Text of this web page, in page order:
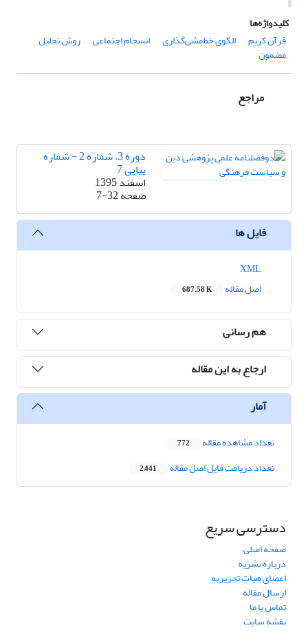
کلیدواژه‌ها
قرآن کریم
الگوی خط‌مشی‌گذاری انسجام اجتماعی روش تحلیل
مضمون
مراجع
دوره 3، شماره 2 - شماره
پیاپی 7
اسفند 1395
صفحه7-32
فایل ها
اصل مقاله
687.58 K
هم رسانی
ارجاع به این مقاله
آمار
تعداد مشاهده مقاله 772
تعداد دریافت فایل اصل مقاله 2,441
دسترسی سریع
صفحه اصلی
درباره نشریه
اعضای هیات تحریریه
ارسال مقاله
تماس با ما
نقشه سایت